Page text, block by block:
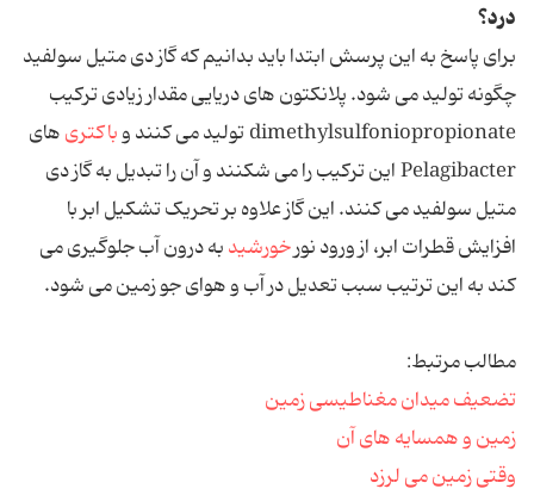
درد؟
برای پاسخ به این پرسش ابتدا باید بدانیم که گاز دی متیل سولفید
چگونه تولید می شود. پلانکتون های دریایی مقدار زیادی ترکیب
dimethylsulfoniopropionate تولید می کنند و
باکتریهای
Pelagibacter این ترکیب را می شکنند و آن را تبدیل به گاز دی
متیل سولفید می کنند. این گاز علاوه بر تحریک تشکیل ابر با
افزایش قطرات ابر، از ورود نورخورشیدبه درون آب جلوگیری می
کند به این ترتیب سبب تعدیل در آب و هوای جو زمین می شود.
مطالب مرتبط:
تضعیف میدان مغناطیسی زمین
زمین و همسایه های آن
وقتی زمین می لرزد